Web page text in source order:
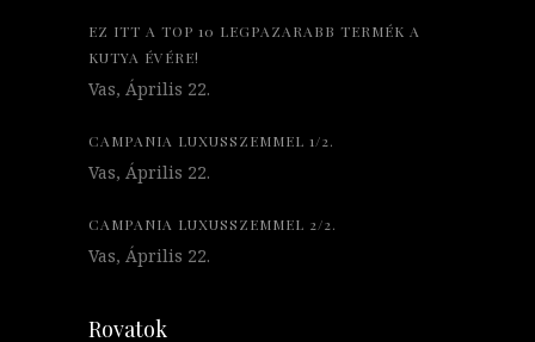
EZ ITT A TOP 10 LEGPAZARABB TERMÉK A
KUTYA ÉVÉRE!
Vas, Április 22.
CAMPANIA LUXUSSZEMMEL 1/2.
Vas, Április 22.
CAMPANIA LUXUSSZEMMEL 2/2.
Vas, Április 22.
Rovatok